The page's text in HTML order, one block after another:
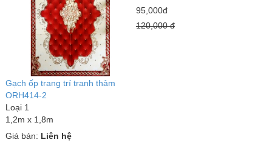
Gạch ốp trang trí tranh thảm
ORH414-2
Loại 1
1,2m x 1,8m
Giá bán: Liên hệ
95,000đ
120,000 đ